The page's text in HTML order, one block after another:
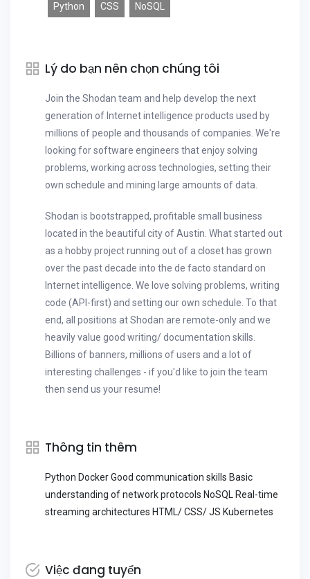
Python CSS NoSQL
Lý do bạn nên chọn chúng tôi
Join the Shodan team and help develop the next
generation of Internet intelligence products used by
millions of people and thousands of companies. We're
looking for software engineers that enjoy solving
problems, working across technologies, setting their
own schedule and mining large amounts of data.
Shodan is bootstrapped, profitable small business
located in the beautiful city of Austin. What started out
as a hobby project running out of a closet has grown
over the past decade into the de facto standard on
Internet intelligence. We love solving problems, writing
code (API-first) and setting our own schedule. To that
end, all positions at Shodan are remote-only and we
heavily value good writing/ documentation skills.
Billions of banners, millions of users and a lot of
interesting challenges - if you'd like to join the team
then send us your resume!
Thông tin thêm
Python Docker Good communication skills Basic
understanding of network protocols NoSQL Real-time
streaming architectures HTML/ CSS/ JS Kubernetes
Việc đang tuyển